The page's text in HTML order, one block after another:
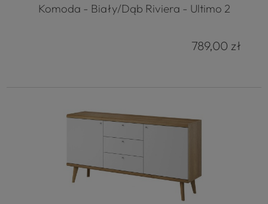
Komoda - Biały/Dąb Riviera - Ultimo 2
789,00 zł